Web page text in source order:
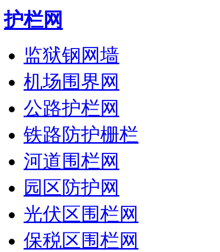
护栏网
监狱钢网墙
机场围界网
公路护栏网
铁路防护栅栏
河道围栏网
园区防护网
光伏区围栏网
保税区围栏网